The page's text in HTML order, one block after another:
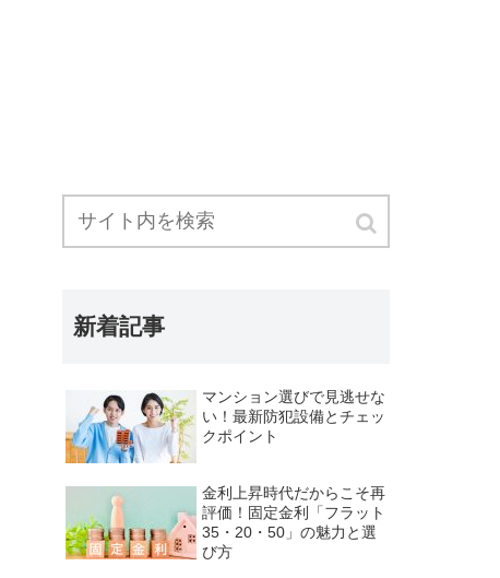
新着記事
マンション選びで見逃せな
い！最新防犯設備とチェッ
クポイント
金利上昇時代だからこそ再
評価！固定金利「フラット
35・20・50」の魅力と選
び方